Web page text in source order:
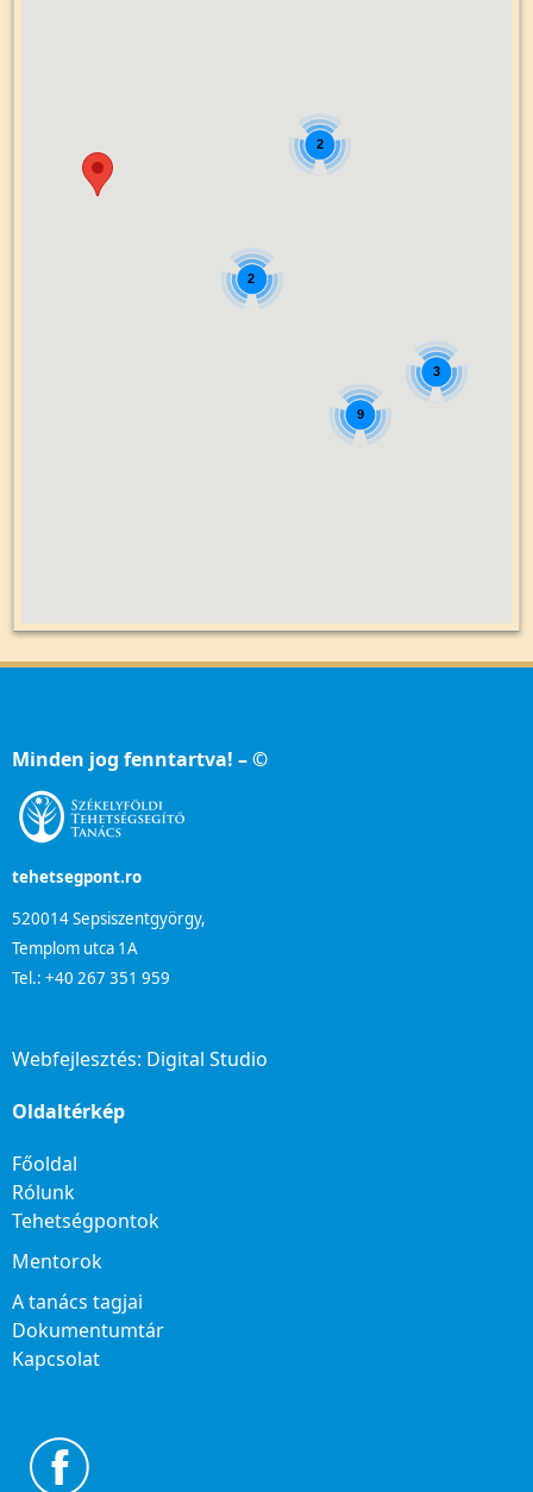
9
3
2
2
Minden jog fenntartva! – ©
tehetsegpont.ro
520014 Sepsiszentgyörgy,
Templom utca 1A
Tel.: +40 267 351 959
Webfejlesztés: Digital Studio
Oldaltérkép
Főoldal
Rólunk
Tehetségpontok
Mentorok
A tanács tagjai
Dokumentumtár
Kapcsolat